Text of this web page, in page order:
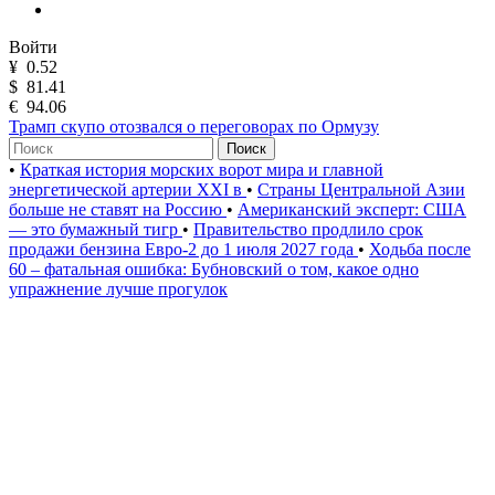
Войти
¥ 0.52
$ 81.41
€ 94.06
Трамп скупо отозвался о переговорах по Ормузу
Поиск
• Краткая история морских ворот мира и главной
энергетической артерии XXI в • Страны Центральной Азии
больше не ставят на Россию • Американский эксперт: США
— это бумажный тигр • Правительство продлило срок
продажи бензина Евро-2 до 1 июля 2027 года • Ходьба после
60 – фатальная ошибка: Бубновский о том, какое одно
упражнение лучше прогулок